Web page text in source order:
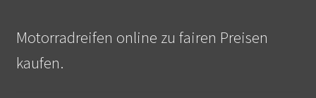
Motorradreifen online zu fairen Preisen
kaufen.